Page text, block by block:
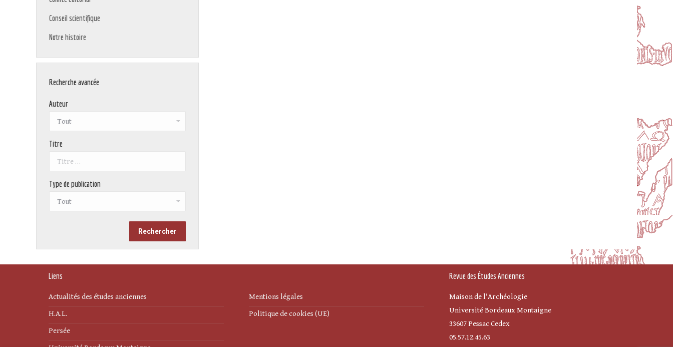
Conseil scientifique
Notre histoire
Recherche avancée
Auteur
Titre
Type de publication
Liens
Actualités des études anciennes
H.A.L.
Persée
Mentions légales
Politique de cookies (UE)
Revue des Études Anciennes
Maison de l'Archéologie
Université Bordeaux Montaigne
33607 Pessac Cedex
05.57.12.45.63